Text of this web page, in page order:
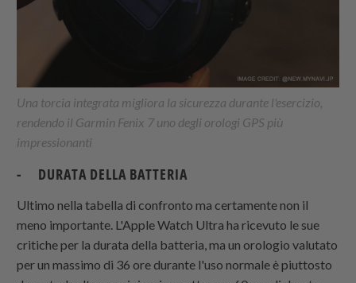
Una torcia integrata migliora la sicurezza durante l'esercizio,
rendendo il Garmin Fenix 7 uno degli orologi GPS più
impressionanti
- DURATA DELLA BATTERIA
Ultimo nella tabella di confronto ma certamente non il
meno importante. L'Apple Watch Ultra ha ricevuto le sue
critiche per la durata della batteria, ma un orologio valutato
per un massimo di 36 ore durante l'uso normale è piuttosto